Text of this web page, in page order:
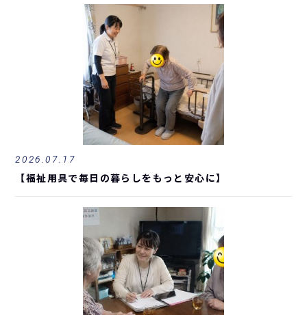
2026.07.17
【福祉用具で毎日の暮らしをもっと安心に】